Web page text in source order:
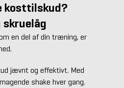
kosttilskud?
skruelåg
en del af din træning, er
jævnt og effektivt. Med
shake hver gang.